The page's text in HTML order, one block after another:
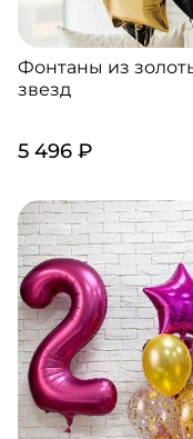
Фонтаны из
звезд
5 496 ₽